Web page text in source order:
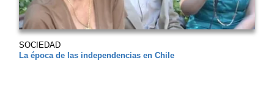
SOCIEDAD
La época de las independencias en Chile